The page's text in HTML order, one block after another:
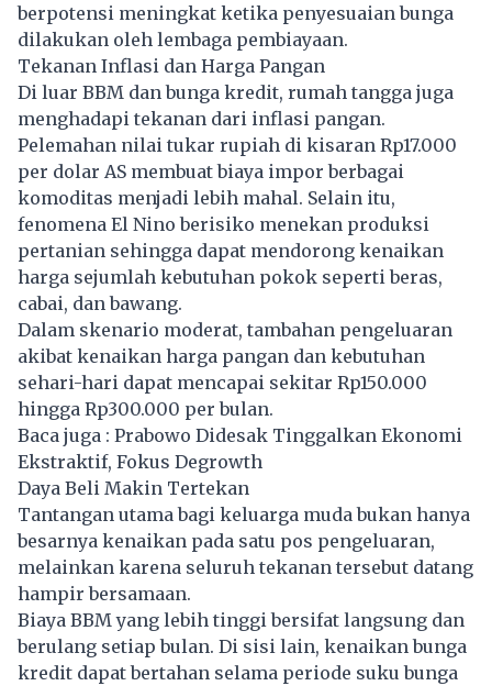
berpotensi meningkat ketika penyesuaian bunga
dilakukan oleh lembaga pembiayaan.
Tekanan Inflasi dan Harga Pangan
Di luar BBM dan bunga kredit, rumah tangga juga
menghadapi tekanan dari inflasi pangan.
Pelemahan nilai tukar rupiah di kisaran Rp17.000
per dolar AS membuat biaya impor berbagai
komoditas menjadi lebih mahal. Selain itu,
fenomena El Nino berisiko menekan produksi
pertanian sehingga dapat mendorong kenaikan
harga sejumlah kebutuhan pokok seperti beras,
cabai, dan bawang.
Dalam skenario moderat, tambahan pengeluaran
akibat kenaikan harga pangan dan kebutuhan
sehari-hari dapat mencapai sekitar Rp150.000
hingga Rp300.000 per bulan.
Baca juga : Prabowo Didesak Tinggalkan Ekonomi
Ekstraktif, Fokus Degrowth
Daya Beli Makin Tertekan
Tantangan utama bagi keluarga muda bukan hanya
besarnya kenaikan pada satu pos pengeluaran,
melainkan karena seluruh tekanan tersebut datang
hampir bersamaan.
Biaya BBM yang lebih tinggi bersifat langsung dan
berulang setiap bulan. Di sisi lain, kenaikan bunga
kredit dapat bertahan selama periode suku bunga